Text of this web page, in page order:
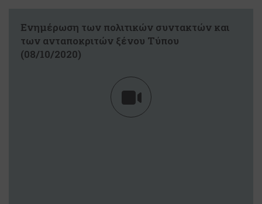
Eνημέρωση των πολιτικών συντακτών και
των ανταποκριτών ξένου Tύπου
(08/10/2020)